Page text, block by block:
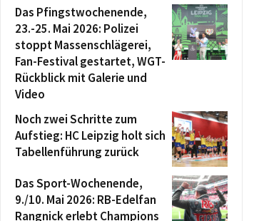
Das Pfingstwochenende,
23.-25. Mai 2026: Polizei
stoppt Massenschlägerei,
Fan-Festival gestartet, WGT-
Rückblick mit Galerie und
Video
Noch zwei Schritte zum
Aufstieg: HC Leipzig holt sich
Tabellenführung zurück
Das Sport-Wochenende,
9./10. Mai 2026: RB-Edelfan
Rangnick erlebt Champions